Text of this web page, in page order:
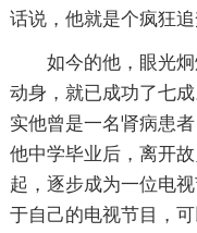
话说，他就是个疯狂追
如今的他，眼光
动身，就已成功了七
实他曾是一名肾病患
他中学毕业后，离开
起，逐步成为一位电
于自己的电视节目，